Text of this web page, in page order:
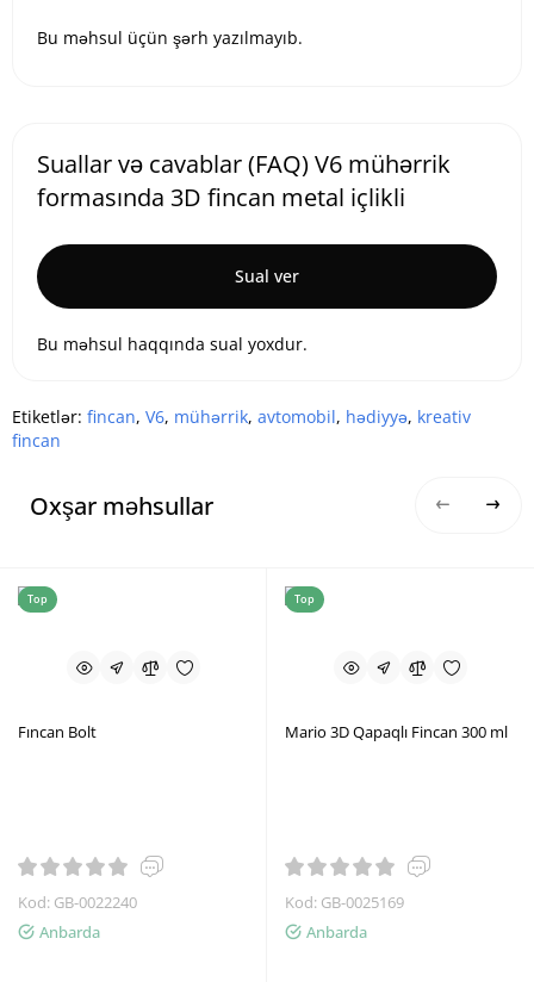
Bu məhsul üçün şərh yazılmayıb.
Suallar və cavablar (FAQ) V6 mühərrik
formasında 3D fincan metal içlikli
Sual ver
Bu məhsul haqqında sual yoxdur.
Etiketlər: fincan, V6, mühərrik, avtomobil, hədiyyə, kreativ
fincan
Oxşar məhsullar
Top
Fıncan Bolt
Kod: GB-0022240
Anbarda
Top
Mario 3D Qapaqlı Fincan 300 ml
Kod: GB-0025169
Anbarda